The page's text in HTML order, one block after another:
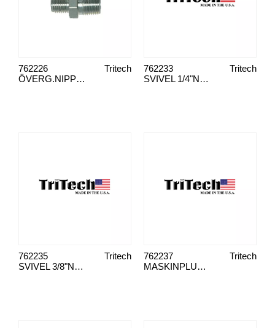
ÖVERG.NIPPEL 1/4"X3/8" NPT(M)
Tritech
762226
SVIVEL 1/4"NPT(M)X1/4"NPS(F)
Tritech
762233
SVIVEL 3/8"NPT(M)X3/8"NPS(F)
Tritech
762235
MASKINPLUGG 1/4" NPT HANE
Tritech
762237